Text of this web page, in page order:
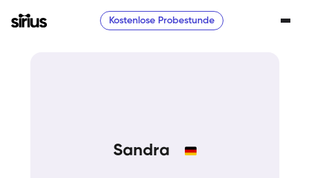
Kostenlose Probestunde
Sandra